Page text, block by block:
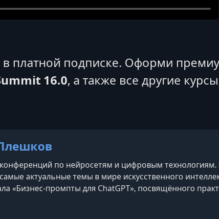
в платной подписке. Оформи
16.0, а также все другие
по нейросетям и цифровым технологиям.
актуальные темы в мире искусственного
«Бизнес-промпты для ChatGPT», посвящённого